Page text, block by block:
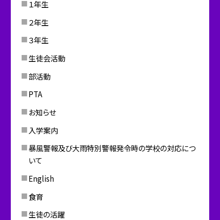
１年生
２年生
３年生
生徒会活動
部活動
PTA
お知らせ
入学案内
暴風警報及び大雨特別警報発令時の学校の対応につ
いて
English
食育
生徒の活躍